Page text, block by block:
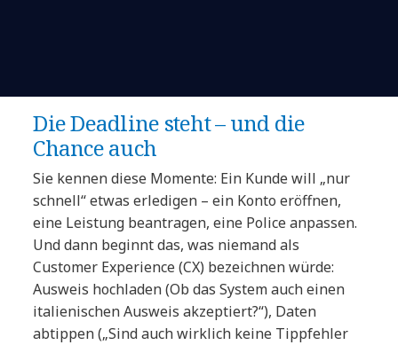
Die Deadline steht – und die
Chance auch
Sie kennen diese Momente: Ein Kunde will „nur
schnell“ etwas erledigen – ein Konto eröffnen,
eine Leistung beantragen, eine Police anpassen.
Und dann beginnt das, was niemand als
Customer Experience (CX) bezeichnen würde:
Ausweis hochladen (Ob das System auch einen
italienischen Ausweis akzeptiert?“), Daten
abtippen („Sind auch wirklich keine Tippfehler